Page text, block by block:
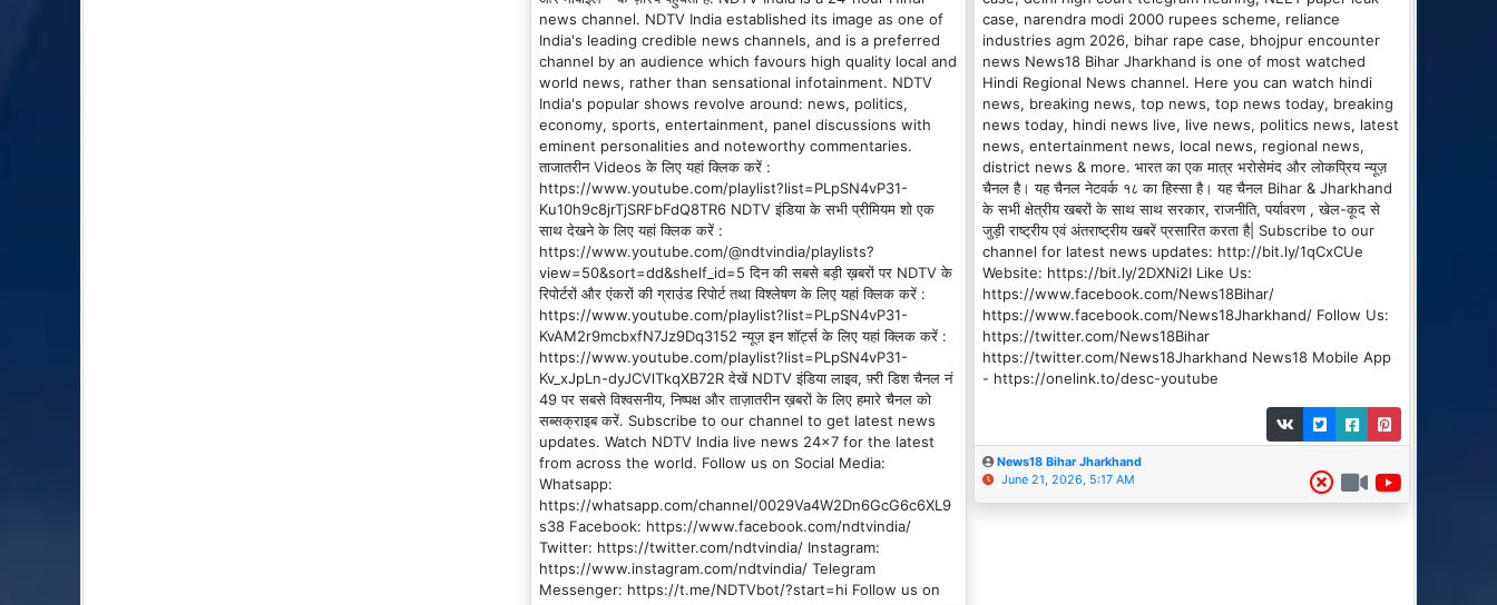
news channel. NDTV India established its image as one of
India's leading credible news channels, and is a preferred
channel by an audience which favours high quality local and
world news, rather than sensational infotainment. NDTV
India's popular shows revolve around: news, politics,
economy, sports, entertainment, panel discussions with
eminent personalities and noteworthy commentaries.
ताजातरीन Videos के लिए यहां क्लिक करें :
https://www.youtube.com/playlist?list=PLpSN4vP31-
Ku10h9c8jrTjSRFbFdQ8TR6 NDTV इंडिया के सभी प्रीमियम शो एक
साथ देखने के लिए यहां क्लिक करें :
https://www.youtube.com/@ndtvindia/playlists?
view=50&sort=dd&shelf_id=5 दिन की सबसे बड़ी ख़बरों पर NDTV के
रिपोर्टरों और एंकरों की ग्राउंड रिपोर्ट तथा विश्लेषण के लिए यहां क्लिक करें :
https://www.youtube.com/playlist?list=PLpSN4vP31-
KvAM2r9mcbxfN7Jz9Dq3152 न्यूज़ इन शॉर्ट्स के लिए यहां क्लिक करें :
https://www.youtube.com/playlist?list=PLpSN4vP31-
Kv_xJpLn-dyJCVlTkqXB72R देखें NDTV इंडिया लाइव, फ़्री डिश चैनल नं
49 पर सबसे विश्वसनीय, निष्पक्ष और ताज़ातरीन ख़बरों के लिए हमारे चैनल को
सब्सक्राइब करें. Subscribe to our channel to get latest news
updates. Watch NDTV India live news 24x7 for the latest
from across the world. Follow us on Social Media:
Whatsapp:
https://whatsapp.com/channel/0029Va4W2Dn6GcG6c6XL9
s38 Facebook: https://www.facebook.com/ndtvindia/
Twitter: https://twitter.com/ndtvindia/ Instagram:
https://www.instagram.com/ndtvindia/ Telegram
Messenger: https://t.me/NDTVbot/?start=hi Follow us on
case, narendra modi 2000 rupees scheme, reliance
industries agm 2026, bihar rape case, bhojpur encounter
news News18 Bihar Jharkhand is one of most watched
Hindi Regional News channel. Here you can watch hindi
news, breaking news, top news, top news today, breaking
news today, hindi news live, live news, politics news, latest
news, entertainment news, local news, regional news,
district news & more. भारत का एक मात्र भरोसेमंद और लोकप्रिय न्यूज़
चैनल है। यह चैनल नेटवर्क १८ का हिस्सा है। यह चैनल Bihar & Jharkhand
के सभी क्षेत्रीय खबरों के साथ साथ सरकार, राजनीति, पर्यावरण , खेल-कूद से
जुड़ी राष्ट्रीय एवं अंतराष्ट्रीय खबरें प्रसारित करता है| Subscribe to our
channel for latest news updates: http://bit.ly/1qCxCUe
Website: https://bit.ly/2DXNi2I Like Us:
https://www.facebook.com/News18Bihar/
https://www.facebook.com/News18Jharkhand/ Follow Us:
https://twitter.com/News18Bihar
https://twitter.com/News18Jharkhand News18 Mobile App
- https://onelink.to/desc-youtube
News18 Bihar Jharkhand
June 21, 2026, 5:17 AM